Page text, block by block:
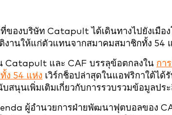
ที่ของบริษัท Catapult ได้เดินทางไปยังเมือ
งานให้แก่ตัวแทนจากสมาคมสมาชิกทั้ง 54
Catapult และ CAF บรรลุข้อตกลงใน กา
ง 54 แห่ง เวิร์กช็อปล่าสุดในแอฟริกาใต้ได้
สนุนเพิ่มเติมเกี่ยวกับการรวบรวมข้อมูลปร
ผู้อำนวยการฝ่ายพัฒนาฟุตบอลของ